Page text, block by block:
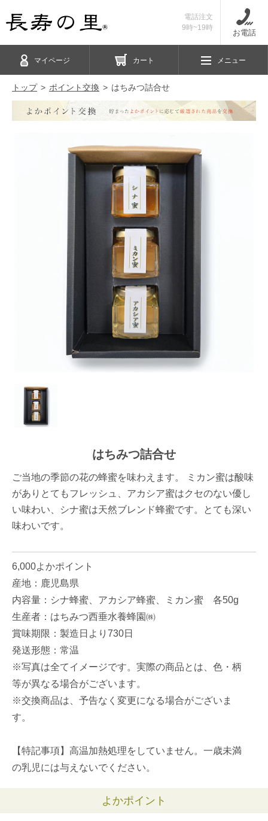
電話注文
9時~19時
お電話
マイページ カート メニュー
トップ ポイント交換 はちみつ詰合せ
はちみつ詰合せ
ご当地の季節の花の蜂蜜を味わえます。 ミカン蜜は酸味
がありとてもフレッシュ、アカシア蜜はクセのない優し
い味わい、シナ蜜は天然ブレンド蜂蜜です。とても深い
味わいです。
6,000よかポイント
産地：鹿児島県
内容量：シナ蜂蜜、アカシア蜂蜜、ミカン蜜 各50g
生産者：はちみつ西垂水養蜂園㈱
賞味期限：製造日より730日
発送形態：常温
※写真は全てイメージです。実際の商品とは、色・柄
等が異なる場合がございます。
※交換商品は、予告なく変更になる場合がございま
す。
【特記事項】高温加熱処理をしていません。一歳未満
の乳児には与えないでください。
よかポイント